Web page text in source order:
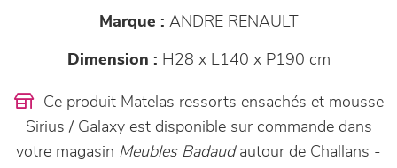
Marque : ANDRE RENAULT
Dimension : H28 x L140 x P190 cm
Ce produit Matelas ressorts ensachés et mousse
Sirius / Galaxy est disponible sur commande dans
votre magasin Meubles Badaudautour de Challans -